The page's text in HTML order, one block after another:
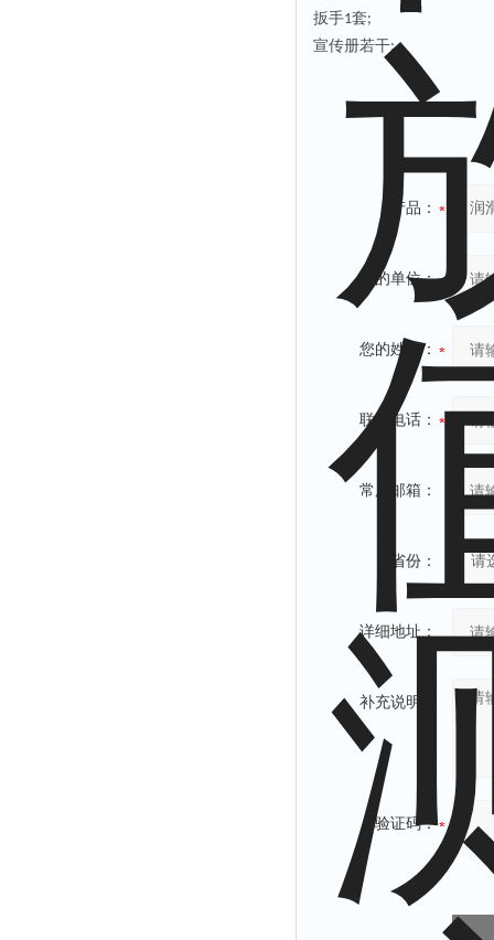
扳手1套;
宣传册若干;
产品：
您的单位：
您的姓名：
联系电话：
常用邮箱：
省份：
详细地址：
补充说明：
验证码：